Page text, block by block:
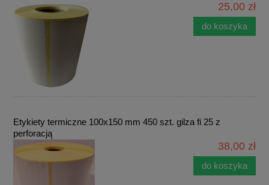
25,00 zł
do koszyka
Etykiety termiczne 100x150 mm 450 szt. gilza fi 25 z
perforacją
38,00 zł
do koszyka